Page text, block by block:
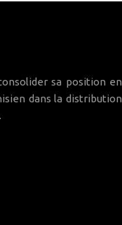
sa position en
dans la distribution